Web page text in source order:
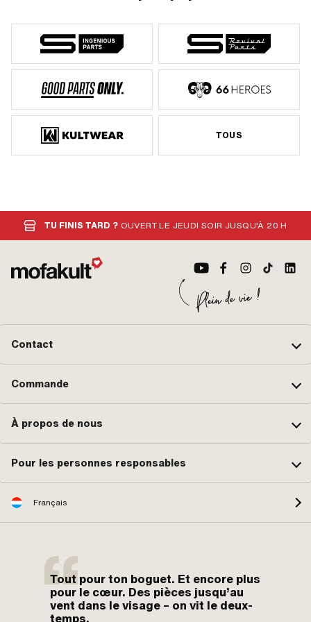
TOUS
TU FINIS TARD ? OUVERT LE JEUDI SOIR JUSQU'À 20 H
Contact
Commande
À propos de nous
Pour les personnes responsables
Français
Tout pour ton boguet. Et encore plus
pour le cœur. Des pièces jusqu’au
vent dans le visage – on vit le deux-
temps.